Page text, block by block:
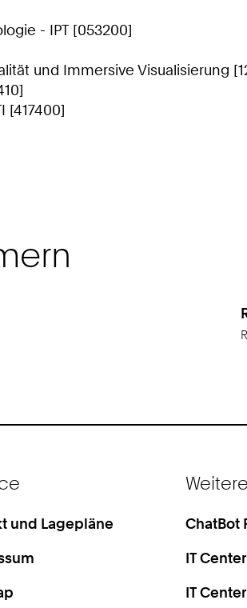
- IPT [053200]
und Immersive Visualisierung
[417400]
und Lagepläne
ChatBot
IT
IT